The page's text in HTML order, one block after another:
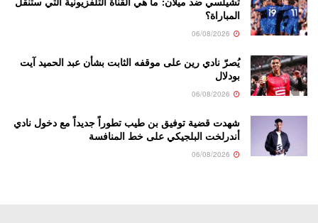
المباراة؟
يُصرّ نادي رين على موقفه الثابت بشأن عبد الحميد آيت
بودلال
شهدت قضية توفيق بن طيب تطوراً جديداً مع دخول نادي
أندرلخت البلجيكي على خط المنافسة